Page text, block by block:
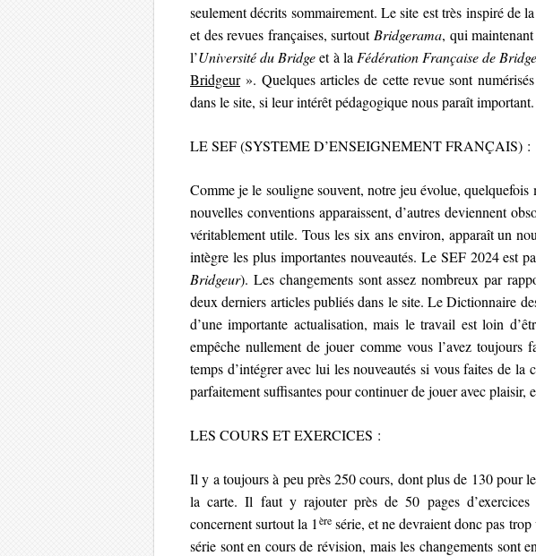
seulement décrits sommairement. Le site est très inspiré de
et des revues françaises, surtout Bridgerama, qui
l’Université du Bridgeet à la Fédération Française de Bridge
Bridgeur». Quelques articles de cette revue sont
dans le site, si leur intérêt pédagogique nous paraît important.
LE SEF (SYSTEME D’ENSEIGNEMENT FRANÇAIS) :
Comme je le souligne souvent, notre jeu évolue,
nouvelles conventions apparaissent, d’autres deviennent
véritablement utile. Tous les six ans environ, apparaît un
intègre les plus importantes nouveautés. Le SEF 2024 est
Bridgeur). Les changements sont assez nombreux par
deux derniers articles publiés dans le site. Le Dictionnaire
d’une importante actualisation, mais le travail est loin
empêche nullement de jouer comme vous l’avez toujours
temps d’intégrer avec lui les nouveautés si vous faites de la
parfaitement suffisantes pour continuer de jouer avec plaisir,
LES COURS ET EXERCICES :
Il y a toujours à peu près 250 cours, dont plus de 130 pour
la carte. Il faut y rajouter près de 50 pages
concernent surtout la 1 èresérie, et ne devraient donc pas
série sont en cours de révision, mais les changements sont